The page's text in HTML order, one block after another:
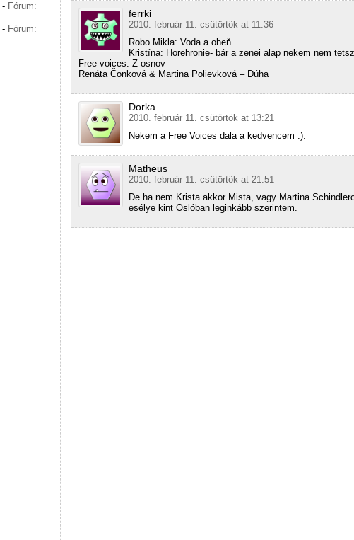
- Fórum:
- Fórum:
ferrki
2010. február 11. csütörtök at 11:36
Robo Mikla: Voda a oheň
Kristína: Horehronie- bár a zenei alap nekem nem
Free voices: Z osnov
Renáta Čonková & Martina Polievková – Dúha
Dorka
2010. február 11. csütörtök at 13:21
Nekem a Free Voices dala a kedvencem :).
Matheus
2010. február 11. csütörtök at 21:51
De ha nem Krista akkor Mista, vagy Martina
esélye kint Oslóban leginkább szerintem.